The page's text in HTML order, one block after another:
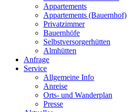
Appartements
Appartements (Bauernhof)
Privatzimmer
Bauernhöfe
Selbstversorgerhütten
Almhütten
Anfrage
Service
Allgemeine Info
Anreise
Orts- und Wanderplan
Presse